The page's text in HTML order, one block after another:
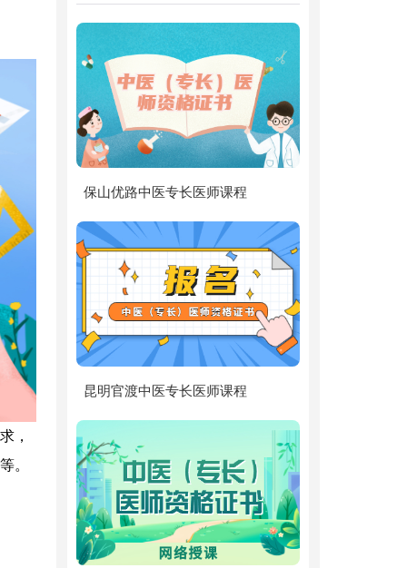
，
。
保山优路中医专长医师课程
昆明官渡中医专长医师课程